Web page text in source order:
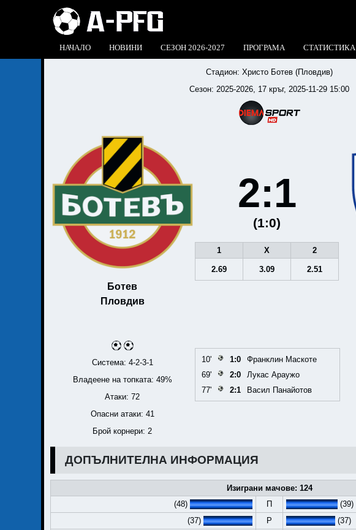
НАЧАЛО НОВИНИ СЕЗОН 2026-2027 ПРОГРАМА СТАТИСТИКА
Стадион: Христо Ботев (Пловдив)
Сезон: 2025-2026, 17 кръг, 2025-11-29 15:00
Ботев
Пловдив
Система: 4-2-3-1
Владеене на топката: 49%
Атаки: 72
Опасни атаки: 41
Брой корнери: 2
2:1
(1:0)
1 X 2
2.69 3.09 2.51
10' 1:0
Франклин Маскоте
69'
2:0
Лукас Араужо
77'
2:1 Васил Панайотов
ДОПЪЛНИТЕЛНА ИНФОРМАЦИЯ
Изиграни мачове: 124
(48)
П
(39)
(37)
Р
(37)